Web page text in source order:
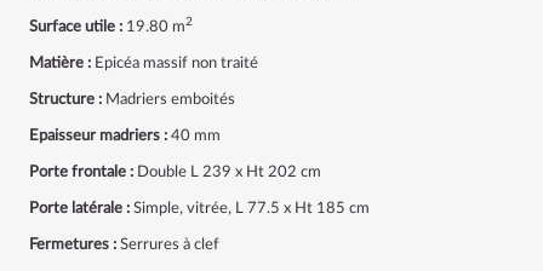
Surface utile : 19.80 m2
Matière : Epicéa massif non traité
Structure : Madriers emboités
Epaisseur madriers : 40 mm
Porte frontale : Double L 239 x Ht 202 cm
Porte latérale : Simple, vitrée, L 77.5 x Ht 185 cm
Fermetures : Serrures à clef